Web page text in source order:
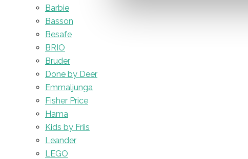
Barbie
Basson
Besafe
BRIO
Bruder
Done by Deer
Emmaljunga
Fisher Price
Hama
Kids by Friis
Leander
LEGO